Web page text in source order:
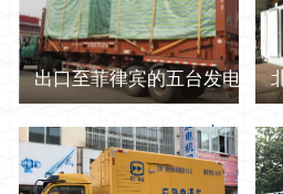
出口至菲律宾的五台发电机